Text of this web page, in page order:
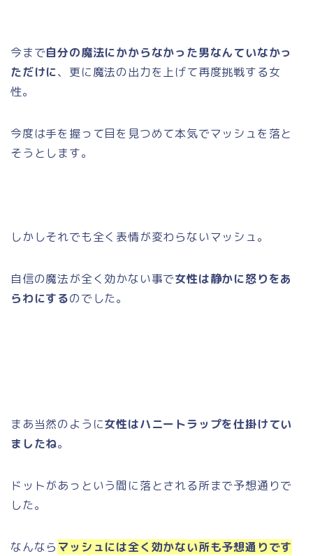
今まで自分の魔法にかからなかった男なんていなかっ
ただけに、更に魔法の出力を上げて再度挑戦する女
性。
今度は手を握って目を見つめて本気でマッシュを落と
そうとします。
しかしそれでも全く表情が変わらないマッシュ。
自信の魔法が全く効かない事で女性は静かに怒りをあ
らわにするのでした。
まあ当然のように女性はハニートラップを仕掛けてい
ましたね。
ドットがあっという間に落とされる所まで予想通りで
した。
なんなら マッシュには全く効かない所も予想通りです